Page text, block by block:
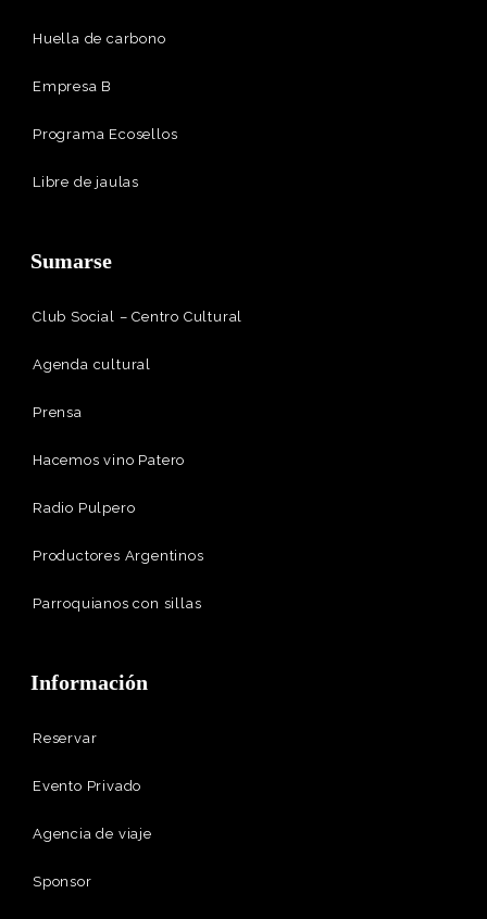
Huella de carbono
Empresa B
Programa Ecosellos
Libre de jaulas
Sumarse
Club Social – Centro Cultural
Agenda cultural
Prensa
Hacemos vino Patero
Radio Pulpero
Productores Argentinos
Parroquianos con sillas
Información
Reservar
Evento Privado
Agencia de viaje
Sponsor